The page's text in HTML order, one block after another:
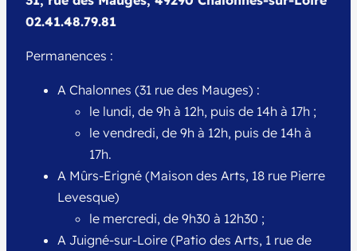
02.41.48.79.81
Permanences :
A Chalonnes (31 rue des Mauges) :
le lundi, de 9h à 12h, puis de 14h à 17h ;
le vendredi, de 9h à 12h, puis de 14h à
17h.
A Mûrs-Erigné (Maison des Arts, 18 rue Pierre
Levesque)
le mercredi, de 9h30 à 12h30 ;
A Juigné-sur-Loire (Patio des Arts, 1 rue de